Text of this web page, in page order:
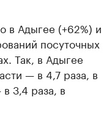
в Адыгее (+62%) и
посуточных
Так, в Адыгее
— в 4,7 раза, в
3,4 раза, в